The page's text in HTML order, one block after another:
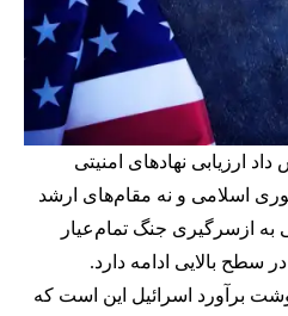
ارزیابی نهادهای امنیتی
اسلامی و نه مقام‌های ارشد
به ازسرگیری جنگ تمام‌عیار
سطح بالایی ادامه دارد.
پنج‌شنبه ۱۸ تیر نوشت برآورد اسرائیل این است که